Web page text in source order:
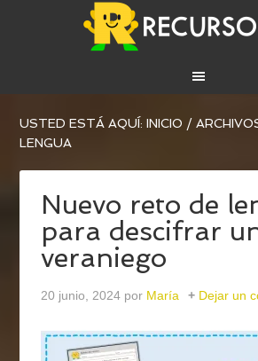
USTED ESTÁ AQUÍ:INICIO /
LENGUA
Nuevo reto de
para descifrar
veraniego
20 junio, 2024 por María Dejar un